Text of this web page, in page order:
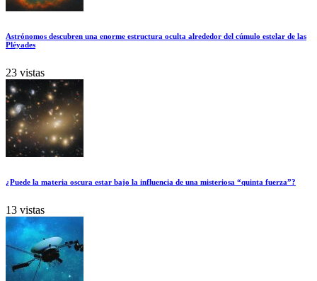
Astrónomos descubren una enorme estructura oculta alrededor del cúmulo estelar de las
Pléyades
23 vistas
¿Puede la materia oscura estar bajo la influencia de una misteriosa “quinta fuerza”?
13 vistas